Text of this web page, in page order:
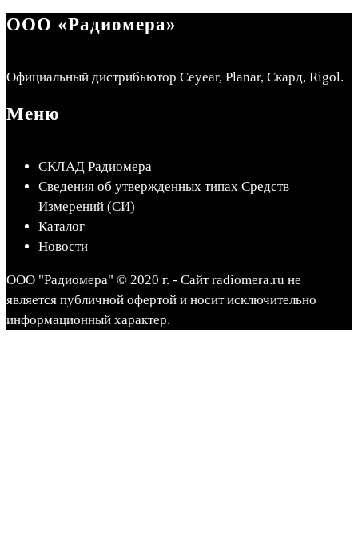
ООО «Радиомера»
Официальный дистрибьютор Ceyear, Planar, Скард, Rigol.
Меню
СКЛАД Радиомера
Сведения об утвержденных типах Средств
Измерений (СИ)
Каталог
Новости
ООО "Радиомера" © 2020 г. - Сайт radiomera.ru не
является публичной офертой и носит исключительно
информационный характер.